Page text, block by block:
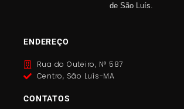
de São Luís.
ENDEREÇO
Rua do Outeiro, N° 587
Centro, São Luís-MA
CONTATOS